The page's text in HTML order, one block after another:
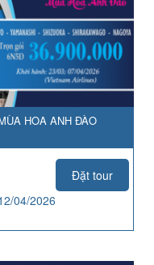
HOA ANH ĐÀO
Đặt tour
04/2026